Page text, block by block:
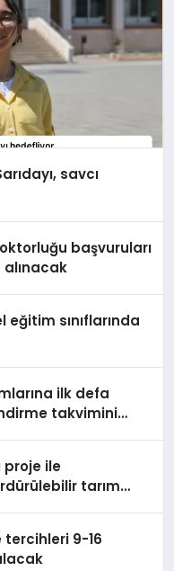
savcı
başvuruları
alınacak
eğitim sınıflarında
ilk defa
takvimini
proje ile
tarım
tercihleri 9-16